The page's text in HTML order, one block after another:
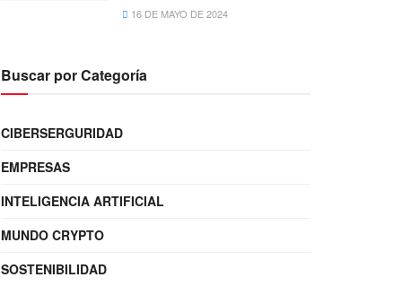
16 DE MAYO DE 2024
Buscar por Categoría
CIBERSERGURIDAD
EMPRESAS
INTELIGENCIA ARTIFICIAL
MUNDO CRYPTO
SOSTENIBILIDAD